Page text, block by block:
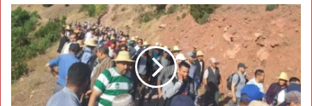
احتجاجات
أزيلال
تعيد
معاناة
الدواوير
الجبلية
إلى